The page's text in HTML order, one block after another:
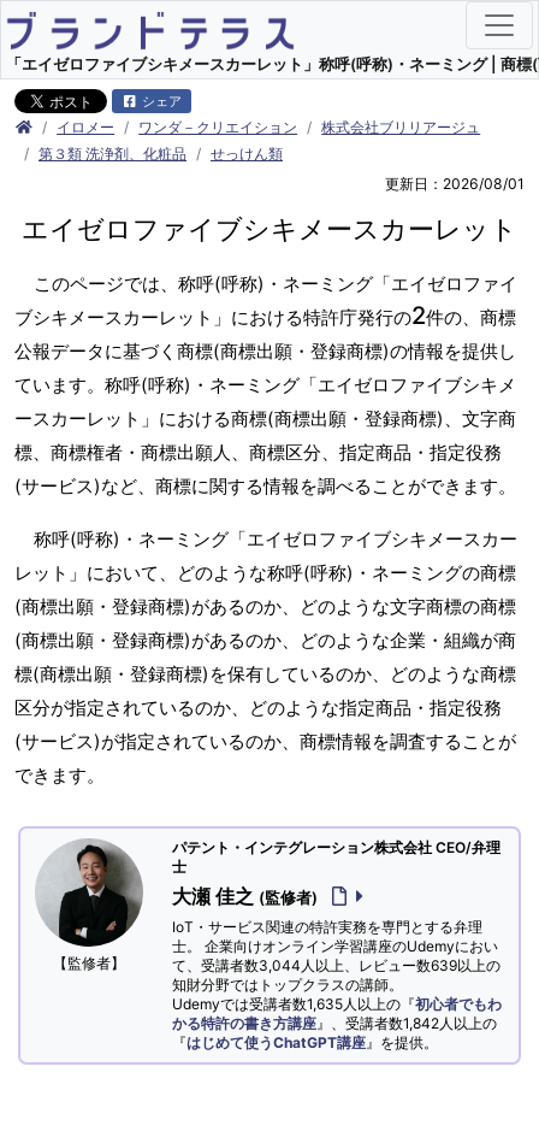
「エイゼロファイブシキメースカーレット」称呼(呼称)・ネーミング | 商
シェア
イロメー ワンダ－クリエイション
株式会社ブリリアージュ
第３類 洗浄剤、化粧品
せっけん類
更新日：2026/08/01
エイゼロファイブシキメースカーレット
このページでは、称呼(呼称)・ネーミング「エイゼロファイ
ブシキメースカーレット」における特許庁発行の2件の、商標
公報データに基づく商標(商標出願・登録商標)の情報を提供し
ています。称呼(呼称)・ネーミング「エイゼロファイブシキメ
ースカーレット」における商標(商標出願・登録商標)、文字商
標、商標権者・商標出願人、商標区分、指定商品・指定役務
(サービス)など、商標に関する情報を調べることができます。
称呼(呼称)・ネーミング「エイゼロファイブシキメースカー
レット」において、どのような称呼(呼称)・ネーミングの商標
(商標出願・登録商標)があるのか、どのような文字商標の商標
(商標出願・登録商標)があるのか、どのような企業・組織が商
標(商標出願・登録商標)を保有しているのか、どのような商標
区分が指定されているのか、どのような指定商品・指定役務
(サービス)が指定されているのか、商標情報を調査することが
できます。
【監修者】
パテント・インテグレーション株式会社 CEO/弁理
士
大瀬 佳之 (監修者)
IoT・サービス関連の特許実務を専門とする弁理
士。 企業向けオンライン学習講座のUdemyにおい
て、受講者数3,044人以上、レビュー数639以上の
知財分野ではトップクラスの講師。
Udemyでは受講者数1,635人以上の『初心者でもわ
かる特許の書き方講座 』、受講者数1,842人以上の
『はじめて使うChatGPT講座 』を提供。